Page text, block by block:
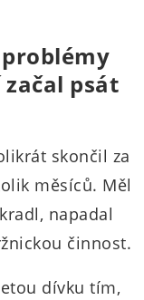
začal psát
skončil za
měsíců. Měl
napadal
činnost.
dívku tím,